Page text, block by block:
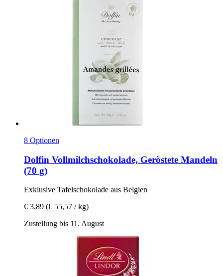
8 Optionen
Dolfin Vollmilchschokolade, Geröstete Mandeln
(70 g)
Exklusive Tafelschokolade aus Belgien
€ 3,89 (€ 55,57 / kg)
Zustellung bis 11. August